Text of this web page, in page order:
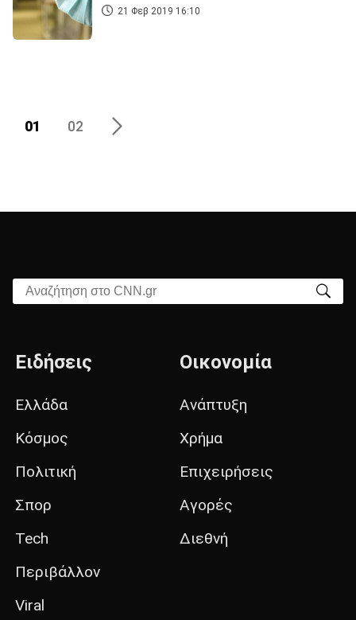
21 Φεβ 2019 16:10
01 02
Αναζήτηση στο CNN.gr
Ειδήσεις
Ελλάδα
Κόσμος
Πολιτική
Σπορ
Tech
Περιβάλλον
Viral
Οικονομία
Ανάπτυξη
Χρήμα
Επιχειρήσεις
Αγορές
Διεθνή